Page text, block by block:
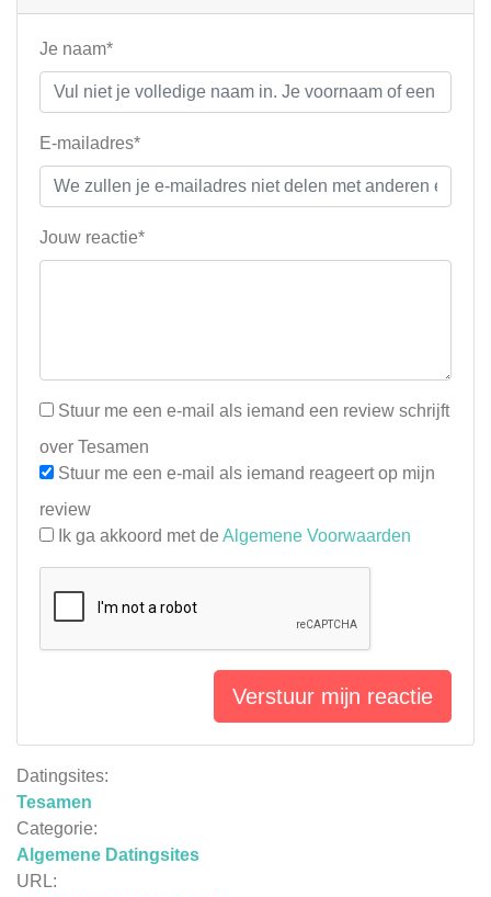
Datingsites:
Tesamen
Categorie:
Algemene Datingsites
URL:
Je naam*
E-mailadres*
Jouw reactie*
Stuur me een e-mail als iemand een review schrijft
over Tesamen
Stuur me een e-mail als iemand reageert op mijn
review
Ik ga akkoord met de Algemene Voorwaarden
Verstuur mijn reactie